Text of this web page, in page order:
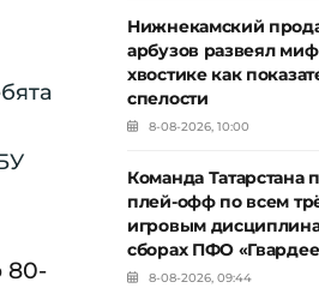
80-
Нижнекамский
арбузов развеял
хвостике как
спелости
8-08-2026, 10:00
Команда Татарстана
плей-офф по всем
игровым
сборах ПФО
8-08-2026, 09:44